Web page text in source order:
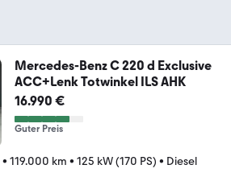
Mercedes-Benz C 220 d Exclusive
ACC+Lenk Totwinkel ILS AHK
16.990 €
Guter Preis
• 119.000 km • 125 kW (170 PS) • Diesel